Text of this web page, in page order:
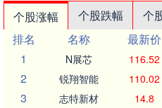
个股涨幅 个股跌幅 个
排名
名称 最新价
1
N展芯 116.52
2 锐翔智能 110.02
3 志特新材 14.8